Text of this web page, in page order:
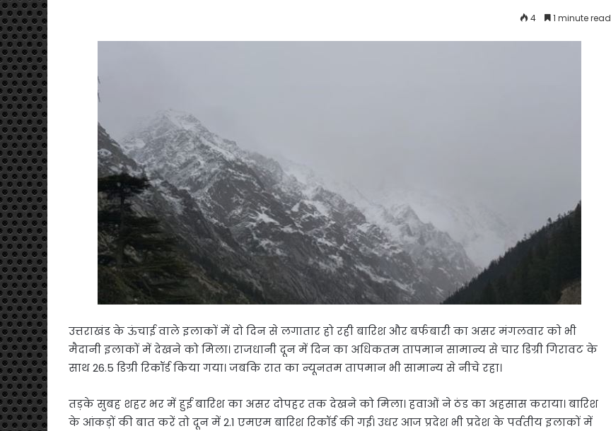
4 1 minute read
उत्तराखंड के ऊंचाई वाले इलाकों में दो दिन से लगातार हो रही बारिश और बर्फबारी का असर मंगलवार को भी
मैदानी इलाकों में देखने को मिला। राजधानी दून में दिन का अधिकतम तापमान सामान्य से चार डिग्री गिरावट के
साथ 26.5 डिग्री रिकॉर्ड किया गया। जबकि रात का न्यूनतम तापमान भी सामान्य से नीचे रहा।
तड़के सुबह शहर भर में हुई बारिश का असर दोपहर तक देखने को मिला। हवाओं ने ठंड का अहसास कराया। बारिश
के आंकड़ों की बात करें तो दून में 2.1 एमएम बारिश रिकॉर्ड की गई। उधर आज प्रदेश भी प्रदेश के पर्वतीय इलाकों में